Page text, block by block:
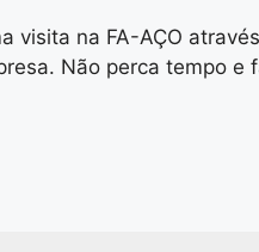
visita na FA-AÇO
Não perca tempo e